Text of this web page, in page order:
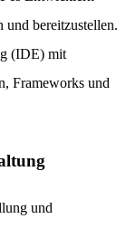
und bereitzustellen.
(IDE) mit
Frameworks und
und